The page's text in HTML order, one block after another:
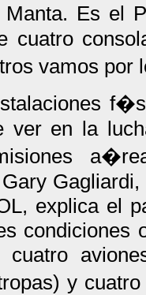
Manta. Es el
cuatro
vamos por
ver en la
explica el
condiciones
cuatro
y